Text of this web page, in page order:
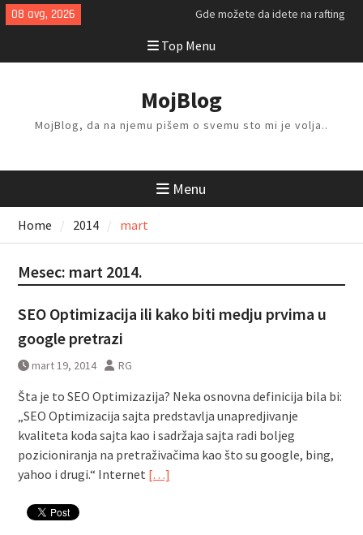
Skip
to
08 avg, 2026
Gde možete da idete na rafting
Kako da isplanirate savršen letnji
odmor?
stvari kod kuće?
Top Menu
MojBlog
MojBlog, da na njemu pišem o svemu sto mi je volja..
Menu
Home 2014 mart
Mesec: mart 2014.
SEO Optimizacija ili kako biti medju prvima u
google pretrazi
mart 19, 2014 RG
Šta je to SEO Optimizazija? Neka osnovna definicija bila bi:
„SEO Optimizacija sajta predstavlja unapredjivanje
kvaliteta koda sajta kao i sadržaja sajta radi boljeg
pozicioniranja na pretraživačima kao što su google, bing,
yahoo i drugi.“ Internet […]